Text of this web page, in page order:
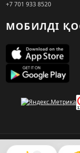
+7 701 933 8520
МОБИЛДІ
© 2026.